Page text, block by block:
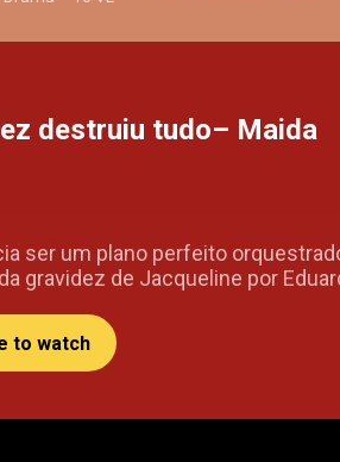
destruiu tudo– Maida
ser um plano perfeito
gravidez de Jacqueline por
to watch